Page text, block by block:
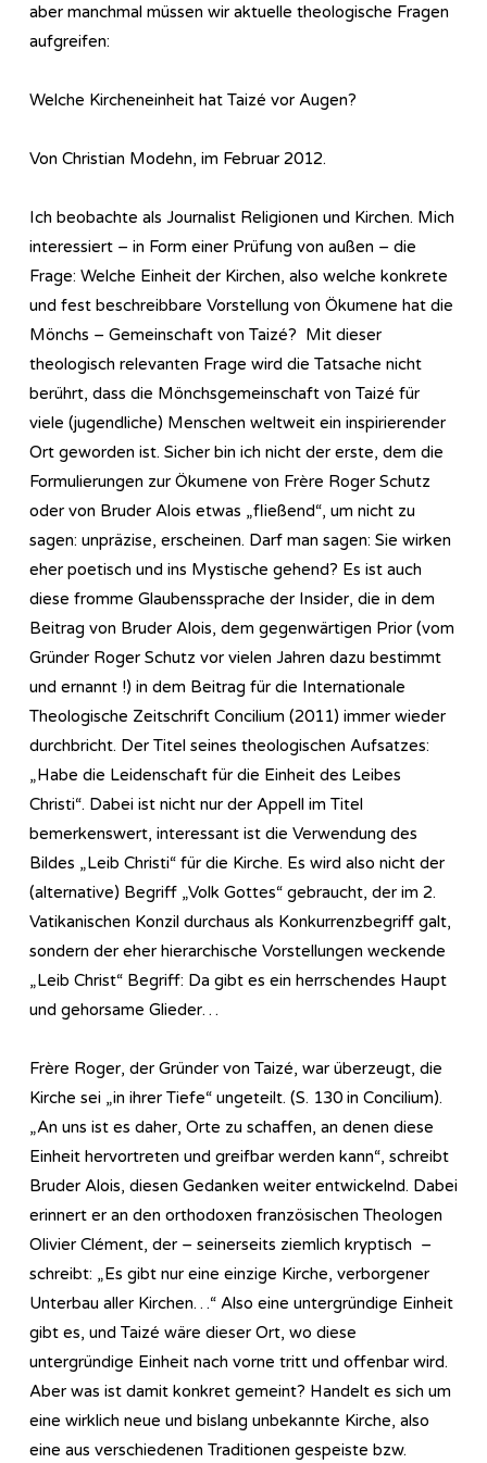
aber manchmal müssen wir aktuelle theologische Fragen
aufgreifen:
Welche Kircheneinheit hat Taizé vor Augen?
Von Christian Modehn, im Februar 2012.
Ich beobachte als Journalist Religionen und Kirchen. Mich
interessiert – in Form einer Prüfung von außen – die
Frage: Welche Einheit der Kirchen, also welche konkrete
und fest beschreibbare Vorstellung von Ökumene hat die
Mönchs – Gemeinschaft von Taizé? Mit dieser
theologisch relevanten Frage wird die Tatsache nicht
berührt, dass die Mönchsgemeinschaft von Taizé für
viele (jugendliche) Menschen weltweit ein inspirierender
Ort geworden ist. Sicher bin ich nicht der erste, dem die
Formulierungen zur Ökumene von Frère Roger Schutz
oder von Bruder Alois etwas „fließend“, um nicht zu
sagen: unpräzise, erscheinen. Darf man sagen: Sie wirken
eher poetisch und ins Mystische gehend? Es ist auch
diese fromme Glaubenssprache der Insider, die in dem
Beitrag von Bruder Alois, dem gegenwärtigen Prior (vom
Gründer Roger Schutz vor vielen Jahren dazu bestimmt
und ernannt !) in dem Beitrag für die Internationale
Theologische Zeitschrift Concilium (2011) immer wieder
durchbricht. Der Titel seines theologischen Aufsatzes:
„Habe die Leidenschaft für die Einheit des Leibes
Christi“. Dabei ist nicht nur der Appell im Titel
bemerkenswert, interessant ist die Verwendung des
Bildes „Leib Christi“ für die Kirche. Es wird also nicht der
(alternative) Begriff „Volk Gottes“ gebraucht, der im 2.
Vatikanischen Konzil durchaus als Konkurrenzbegriff galt,
sondern der eher hierarchische Vorstellungen weckende
„Leib Christ“ Begriff: Da gibt es ein herrschendes Haupt
und gehorsame Glieder…
Frère Roger, der Gründer von Taizé, war überzeugt, die
Kirche sei „in ihrer Tiefe“ ungeteilt. (S. 130 in Concilium).
„An uns ist es daher, Orte zu schaffen, an denen diese
Einheit hervortreten und greifbar werden kann“, schreibt
Bruder Alois, diesen Gedanken weiter entwickelnd. Dabei
erinnert er an den orthodoxen französischen Theologen
Olivier Clément, der – seinerseits ziemlich kryptisch –
schreibt: „Es gibt nur eine einzige Kirche, verborgener
Unterbau aller Kirchen…“ Also eine untergründige Einheit
gibt es, und Taizé wäre dieser Ort, wo diese
untergründige Einheit nach vorne tritt und offenbar wird.
Aber was ist damit konkret gemeint? Handelt es sich um
eine wirklich neue und bislang unbekannte Kirche, also
eine aus verschiedenen Traditionen gespeiste bzw.